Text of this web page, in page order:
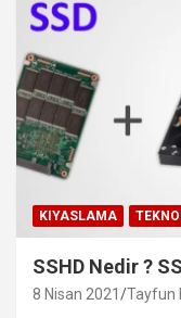
KIYASLAMA
SSHD Nedir ?
8 Nisan 2021 Tayfun